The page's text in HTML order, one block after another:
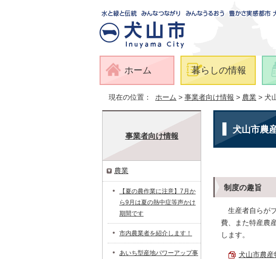
ホーム 暮らしの情報
現在の位置： ホーム > 事業者向け情報 > 農業 > 犬
犬山市農
制度の趣旨
生産者自らが
費、また特産農
します。
犬山市農産
事業者向け情報
農業
【夏の農作業に注意】7月か
ら9月は夏の熱中症等声かけ
期間です
市内農業者を紹介します！
あいち型産地パワーアップ事